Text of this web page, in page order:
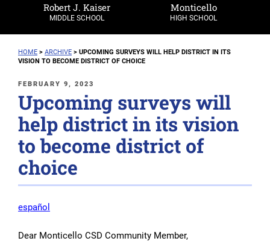
Robert J. Kaiser
MIDDLE SCHOOL
Monticello
HIGH SCHOOL
HOME > ARCHIVE > UPCOMING SURVEYS WILL HELP DISTRICT IN ITS
VISION TO BECOME DISTRICT OF CHOICE
POSTED
ON
FEBRUARY 9, 2023
Upcoming surveys will
help district in its vision
to become district of
choice
español
Dear Monticello CSD Community Member,